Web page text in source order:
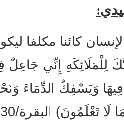
كائنا مكلفا
لِلْمَلَائِكَةِ إِنِّي جَاعِلٌ
وَيَسْفِكُ الدِّمَاءَ